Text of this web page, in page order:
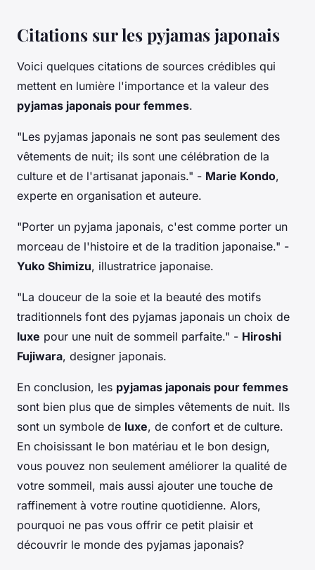
Citations sur les pyjamas japonais
Voici quelques citations de sources crédibles qui
mettent en lumière l'importance et la valeur des
pyjamas japonais pour femmes.
"Les pyjamas japonais ne sont pas seulement des
vêtements de nuit; ils sont une célébration de la
culture et de l'artisanat japonais." - Marie Kondo,
experte en organisation et auteure.
"Porter un pyjama japonais, c'est comme porter un
morceau de l'histoire et de la tradition japonaise." -
Yuko Shimizu, illustratrice japonaise.
"La douceur de la soie et la beauté des motifs
traditionnels font des pyjamas japonais un choix de
luxe pour une nuit de sommeil parfaite." - Hiroshi
Fujiwara, designer japonais.
En conclusion, les pyjamas japonais pour femmes
sont bien plus que de simples vêtements de nuit. Ils
sont un symbole de luxe, de confort et de culture.
En choisissant le bon matériau et le bon design,
vous pouvez non seulement améliorer la qualité de
votre sommeil, mais aussi ajouter une touche de
raffinement à votre routine quotidienne. Alors,
pourquoi ne pas vous offrir ce petit plaisir et
découvrir le monde des pyjamas japonais?